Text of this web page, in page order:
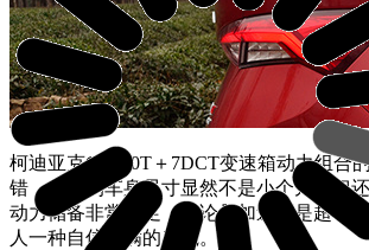
柯迪亚克GT 2.0T＋7DCT变速箱动力组合
错，4米6的车身尺寸显然不是小个儿，但
动力储备非常充足，无论是加速还是超车
人一种自信满满的感觉。